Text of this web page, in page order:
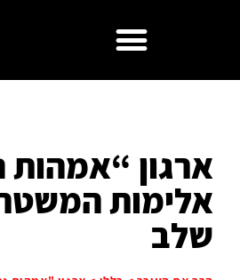
ארגון “אמהות
אלימות
שלב